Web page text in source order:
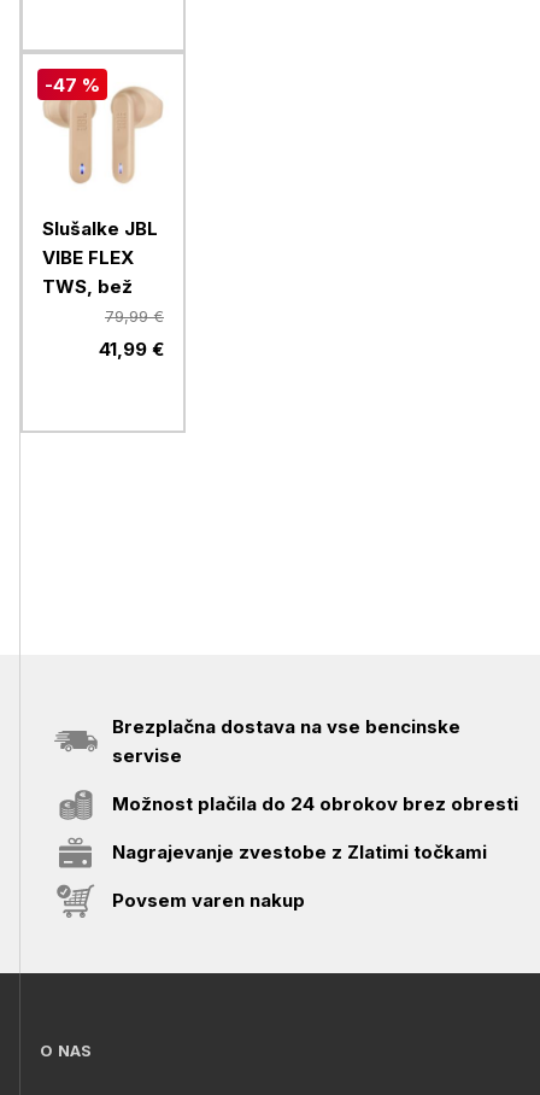
-47 %
Slušalke JBL
VIBE FLEX
TWS, bež
79,99 €
41,99 €
Brezplačna dostava na vse bencinske
servise
Možnost plačila do 24 obrokov brez obresti
Nagrajevanje zvestobe z Zlatimi točkami
Povsem varen nakup
O NAS